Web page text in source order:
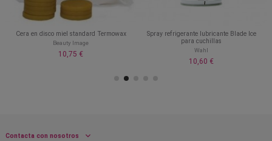
Cera en disco miel standard Termowax
Beauty Image
10,75 €
Spray refrigerante lubricante Blade Ice
para cuchillas
Wahl
10,60 €
Contacta con nosotros